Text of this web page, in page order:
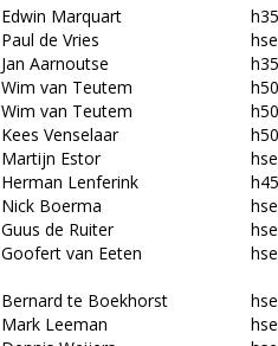
Edwin Marquart
h35
Paul de Vries
Jan Aarnoutse
h35
Wim van Teutem
h50
Wim van Teutem
h50
Kees Venselaar
h50
Martijn Estor
Herman Lenferink
h45
Nick Boerma
Guus de Ruiter
Goofert van Eeten
Bernard te Boekhorst
Mark Leeman